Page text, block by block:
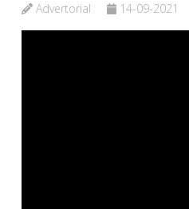
Advertorial 14-09-2021